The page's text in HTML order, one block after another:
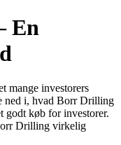
En
mange investorers
ned i, hvad Borr Drilling
godt køb for investorer.
Drilling virkelig